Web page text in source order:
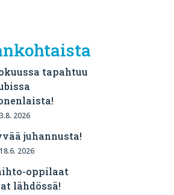
tapahtuu
3.8. 2026
juhannusta!
18.6. 2026
oppilaat
lähdössä!